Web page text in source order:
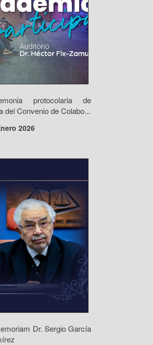
protocolaria de
del Convenio de Colabo...
2026
Dr. Sergio García